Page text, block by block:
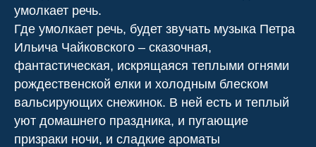
умолкает речь.
Где умолкает речь, будет звучать музыка Петра
Ильича Чайковского – сказочная,
фантастическая, искрящаяся теплыми огнями
рождественской елки и холодным блеском
вальсирующих снежинок. В ней есть и теплый
уют домашнего праздника, и пугающие
призраки ночи, и сладкие ароматы